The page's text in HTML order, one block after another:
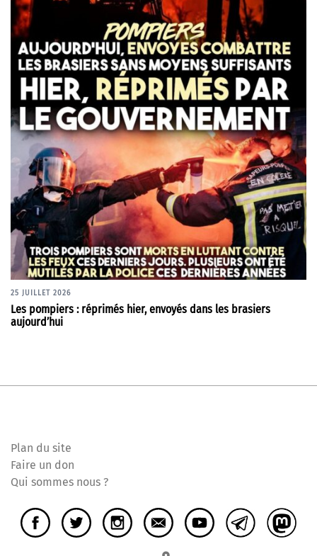
25 JUILLET 2026
Les pompiers : réprimés hier, envoyés dans les brasiers
aujourd’hui
Plan du site
Faire un don
Qui sommes nous ?